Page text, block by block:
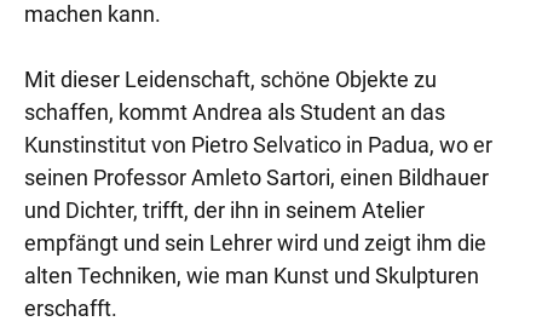
machen kann.
Mit dieser Leidenschaft, schöne Objekte zu
schaffen, kommt Andrea als Student an das
Kunstinstitut von Pietro Selvatico in Padua, wo er
seinen Professor Amleto Sartori, einen Bildhauer
und Dichter, trifft, der ihn in seinem Atelier
empfängt und sein Lehrer wird und zeigt ihm die
alten Techniken, wie man Kunst und Skulpturen
erschafft.